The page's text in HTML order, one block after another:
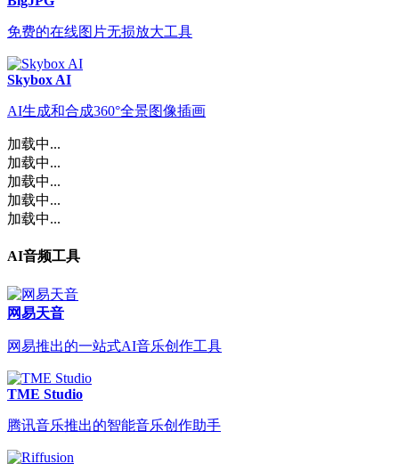
免费的在线图片无损放大工具
Skybox AI
AI生成和合成360°全景图像插画
加载中...
加载中...
加载中...
加载中...
加载中...
AI音频工具
网易天音
网易推出的一站式AI音乐创作工具
TME Studio
腾讯音乐推出的智能音乐创作助手